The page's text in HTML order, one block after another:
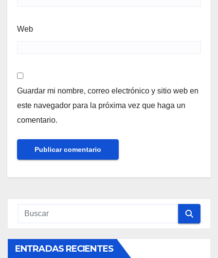
Web
Guardar mi nombre, correo electrónico y sitio web en
este navegador para la próxima vez que haga un
comentario.
ENTRADAS RECIENTES